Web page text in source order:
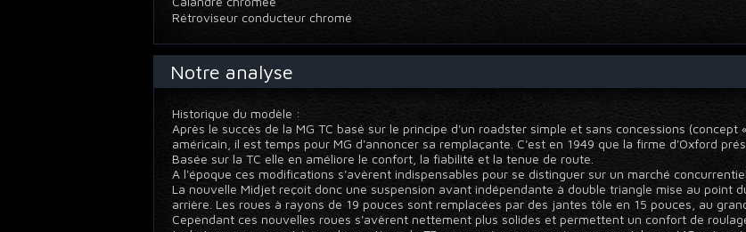
Rétroviseur conducteur chromé
Notre analyse
Historique du modèle :
Après le succès de la MG TC basé sur le principe d'un roadster simple et sans concessions
américain, il est temps pour MG d'annoncer sa remplaçante. C'est en 1949 que la firme d'Oxford
Basée sur la TC elle en améliore le confort, la fiabilité et la tenue de route.
A l'époque ces modifications s'avèrent indispensables pour se distinguer sur un marché
La nouvelle Midjet reçoit donc une suspension avant indépendante à double triangle mise au point
arrière. Les roues à rayons de 19 pouces sont remplacées par des jantes tôle en 15 pouces, au
Cependant ces nouvelles roues s'avèrent nettement plus solides et permettent un confort de